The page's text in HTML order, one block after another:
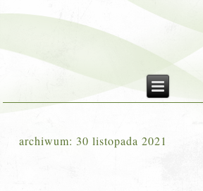
archiwum: 30 listopada 2021